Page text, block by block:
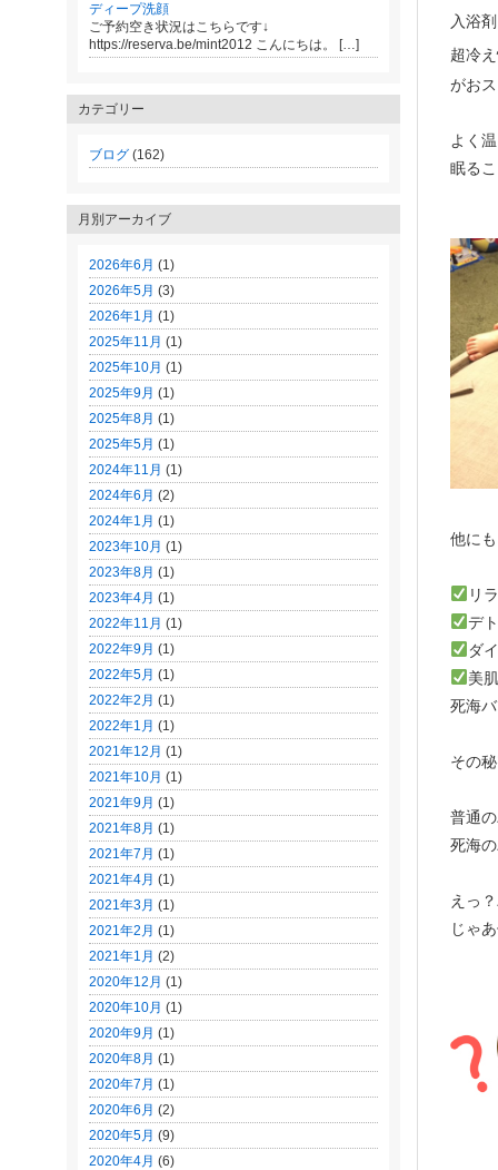
入浴
超冷
がお
よく
眠る
他にも
リ
デ
ダ
美
死海
その
普通
死海
えっ
じゃ
ディープ洗顔
ご予約空き状況はこちらです↓
https://reserva.be/mint2012 こんにちは。 […]
カテゴリー
ブログ (162)
月別アーカイブ
2026年6月 (1)
2026年5月 (3)
2026年1月 (1)
2025年11月 (1)
2025年10月 (1)
2025年9月 (1)
2025年8月 (1)
2025年5月 (1)
2024年11月 (1)
2024年6月 (2)
2024年1月 (1)
2023年10月 (1)
2023年8月 (1)
2023年4月 (1)
2022年11月 (1)
2022年9月 (1)
2022年5月 (1)
2022年2月 (1)
2022年1月 (1)
2021年12月 (1)
2021年10月 (1)
2021年9月 (1)
2021年8月 (1)
2021年7月 (1)
2021年4月 (1)
2021年3月 (1)
2021年2月 (1)
2021年1月 (2)
2020年12月 (1)
2020年10月 (1)
2020年9月 (1)
2020年8月 (1)
2020年7月 (1)
2020年6月 (2)
2020年5月 (9)
2020年4月 (6)